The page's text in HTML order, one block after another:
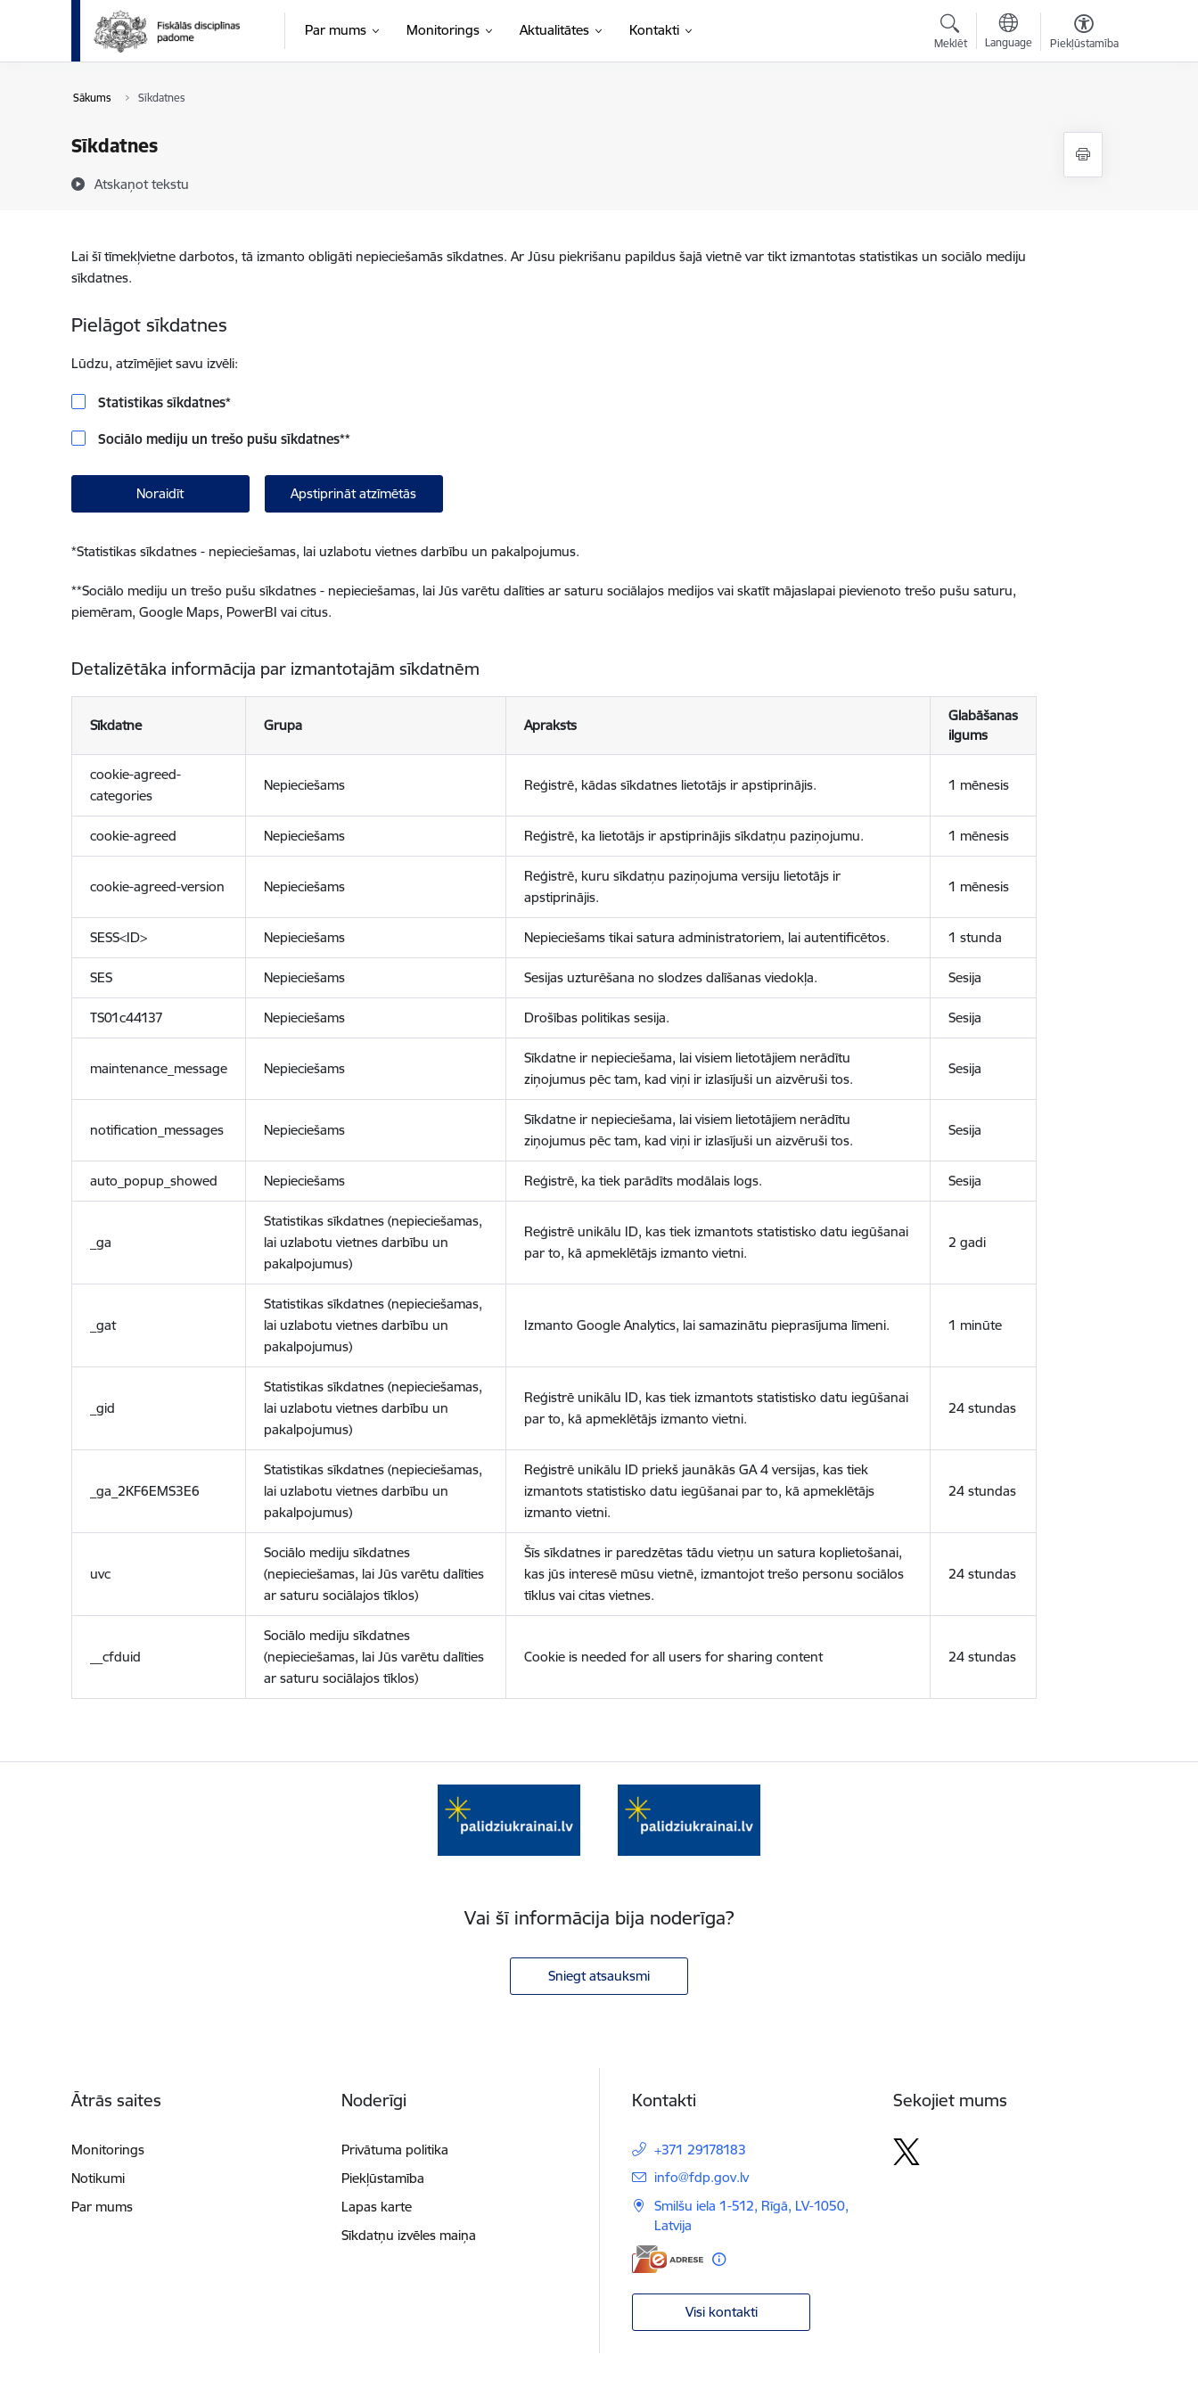
Pāriet uz lapas saturu
Par mums Monitorings Aktualitātes Kontakti
Meklēt Language Piekļūstamība
Sākums Sīkdatnes
Sīkdatnes
Atskaņot tekstu
Lai šī tīmekļvietne darbotos, tā izmanto obligāti nepieciešamās sīkdatnes. Ar Jūsu piekrišanu papildus šajā vietnē var tikt izmantotas statistikas un sociālo mediju
sīkdatnes.
Pielāgot sīkdatnes
Lūdzu, atzīmējiet savu izvēli:
Statistikas sīkdatnes*
Sociālo mediju un trešo pušu sīkdatnes**
Noraidīt Apstiprināt atzīmētās
*Statistikas sīkdatnes - nepieciešamas, lai uzlabotu vietnes darbību un pakalpojumus.
**Sociālo mediju un trešo pušu sīkdatnes - nepieciešamas, lai Jūs varētu dalīties ar saturu sociālajos medijos vai skatīt mājaslapai pievienoto trešo pušu saturu,
piemēram, Google Maps, PowerBI vai citus.
Detalizētāka informācija par izmantotajām sīkdatnēm
Sīkdatne Grupa Apraksts
Glabāšanas
ilgums
cookie-agreed-
categories
Nepieciešams Reģistrē, kādas sīkdatnes lietotājs ir apstiprinājis. 1 mēnesis
cookie-agreed Nepieciešams Reģistrē, ka lietotājs ir apstiprinājis sīkdatņu paziņojumu. 1 mēnesis
cookie-agreed-version Nepieciešams
Reģistrē, kuru sīkdatņu paziņojuma versiju lietotājs ir
apstiprinājis.
1 mēnesis
SESS<ID> Nepieciešams Nepieciešams tikai satura administratoriem, lai autentificētos. 1 stunda
SES Nepieciešams Sesijas uzturēšana no slodzes dalīšanas viedokļa. Sesija
TS01c44137 Nepieciešams Drošības politikas sesija. Sesija
maintenance_message Nepieciešams
Sīkdatne ir nepieciešama, lai visiem lietotājiem nerādītu
ziņojumus pēc tam, kad viņi ir izlasījuši un aizvēruši tos.
Sesija
notification_messages Nepieciešams
Sīkdatne ir nepieciešama, lai visiem lietotājiem nerādītu
ziņojumus pēc tam, kad viņi ir izlasījuši un aizvēruši tos.
Sesija
auto_popup_showed Nepieciešams Reģistrē, ka tiek parādīts modālais logs. Sesija
_ga
Statistikas sīkdatnes (nepieciešamas,
lai uzlabotu vietnes darbību un
pakalpojumus)
Reģistrē unikālu ID, kas tiek izmantots statistisko datu iegūšanai
par to, kā apmeklētājs izmanto vietni.
2 gadi
_gat
Statistikas sīkdatnes (nepieciešamas,
lai uzlabotu vietnes darbību un
pakalpojumus)
Izmanto Google Analytics, lai samazinātu pieprasījuma līmeni. 1 minūte
_gid
Statistikas sīkdatnes (nepieciešamas,
lai uzlabotu vietnes darbību un
pakalpojumus)
Reģistrē unikālu ID, kas tiek izmantots statistisko datu iegūšanai
par to, kā apmeklētājs izmanto vietni.
24 stundas
_ga_2KF6EMS3E6
Statistikas sīkdatnes (nepieciešamas,
lai uzlabotu vietnes darbību un
pakalpojumus)
Reģistrē unikālu ID priekš jaunākās GA 4 versijas, kas tiek
izmantots statistisko datu iegūšanai par to, kā apmeklētājs
izmanto vietni.
24 stundas
uvc
Sociālo mediju sīkdatnes
(nepieciešamas, lai Jūs varētu dalīties
ar saturu sociālajos tīklos)
Šīs sīkdatnes ir paredzētas tādu vietņu un satura koplietošanai,
kas jūs interesē mūsu vietnē, izmantojot trešo personu sociālos
tīklus vai citas vietnes.
24 stundas
__cfduid
Sociālo mediju sīkdatnes
(nepieciešamas, lai Jūs varētu dalīties
ar saturu sociālajos tīklos)
Cookie is needed for all users for sharing content 24 stundas
Vai šī informācija bija noderīga?
Sniegt atsauksmi
Ātrās saites
Monitorings
Notikumi
Par mums
Noderīgi
Privātuma politika
Piekļūstamība
Lapas karte
Sīkdatņu izvēles maiņa
Kontakti
+371 29178183
E-pasts:
info@fdp.gov.lv
Smilšu iela 1-512, Rīgā, LV-1050,
Latvija
Visi kontakti
Sekojiet mums